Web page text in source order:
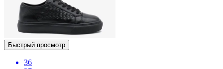
Быстрый просмотр
36